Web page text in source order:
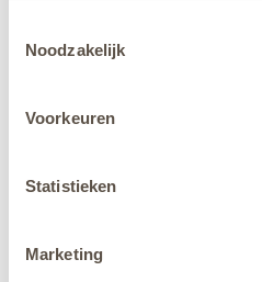
jehier.
Noodzakelijk
Voorkeuren
Statistieken
Marketing